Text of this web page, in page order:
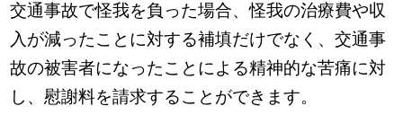
交通事故で怪我を負った場合、怪我の治療費や収
入が減ったことに対する補填だけでなく、交通事
故の被害者になったことによる精神的な苦痛に対
し、慰謝料を請求することができます。